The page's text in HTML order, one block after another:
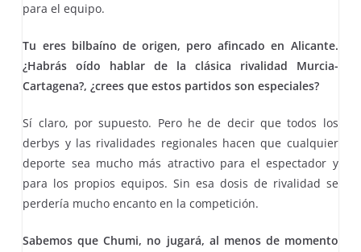
para el equipo.
Tu eres bilbaíno de origen, pero afincado en Alicante.
¿Habrás oído hablar de la clásica rivalidad Murcia-
Cartagena?, ¿crees que estos partidos son especiales?
Sí claro, por supuesto. Pero he de decir que todos los
derbys y las rivalidades regionales hacen que cualquier
deporte sea mucho más atractivo para el espectador y
para los propios equipos. Sin esa dosis de rivalidad se
perdería mucho encanto en la competición.
Sabemos que Chumi, no jugará, al menos de momento